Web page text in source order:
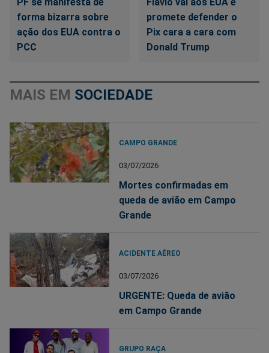
PF se manifesta de
forma bizarra sobre
ação dos EUA contra o
PCC
Flávio vai aos EUA e
promete defender o
Pix cara a cara com
Donald Trump
MAIS EM SOCIEDADE
CAMPO GRANDE
03/07/2026
Mortes confirmadas em
queda de avião em Campo
Grande
ACIDENTE AÉREO
03/07/2026
URGENTE: Queda de avião
em Campo Grande
GRUPO RAÇA